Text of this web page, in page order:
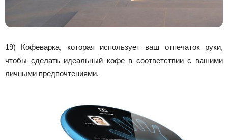
19) Кофеварка, которая использует ваш отпечаток руки,
чтобы сделать идеальный кофе в соответствии с вашими
личными предпочтениями.